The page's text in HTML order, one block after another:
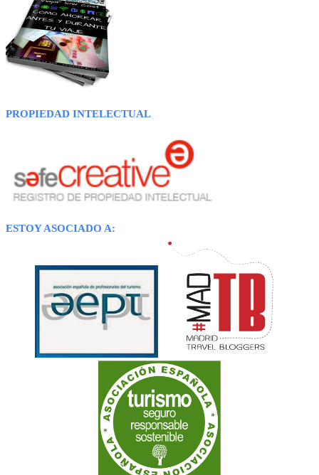
PROPIEDAD INTELECTUAL
ESTOY ASOCIADO A: